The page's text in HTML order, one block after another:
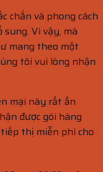
chắn và phong cách
Vì vậy, mà
mang theo một
tôi vui lòng nhận
mại này rất ấn
được gói hàng
thị miễn phí cho